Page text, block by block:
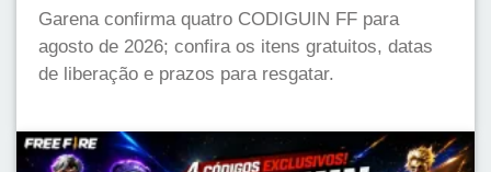
Garena confirma quatro CODIGUIN FF para
agosto de 2026; confira os itens gratuitos, datas
de liberação e prazos para resgatar.